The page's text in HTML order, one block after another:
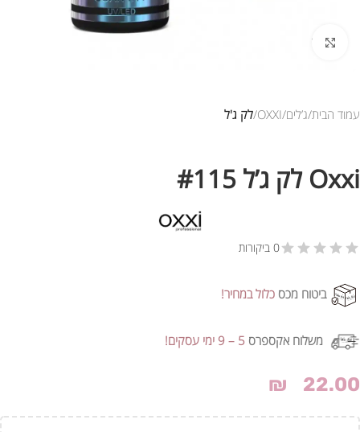
לחץ להגדלת התמונה
עמוד הבית ג’לים OXXI לק ג'ל
Oxxi לק ג’ל #115
0 ביקורות
ביטוח מכס כלול במחיר!
משלוח אקספרס 5 – 9 ימי עסקים!
₪ 22.00